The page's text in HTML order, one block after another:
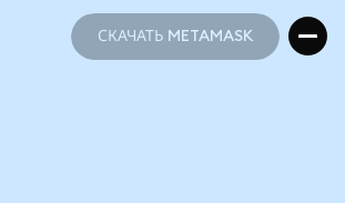
СКАЧАТЬ METAMASK